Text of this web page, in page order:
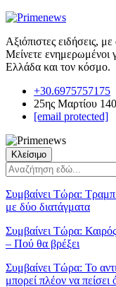
Αξιόπιστες ειδήσεις,
Μείνετε ενημερωμένοι
Ελλάδα και τον κόσμο.
+30.6975757175
25ης Μαρτίου
[email protected]
Κλείσιμο
Συμβαίνει Τώρα:
με δύο διατάγματα
Συμβαίνει Τώρα:
– Πού θα βρέξει
Συμβαίνει Τώρα: Το
μπορεί πλέον να πείσει